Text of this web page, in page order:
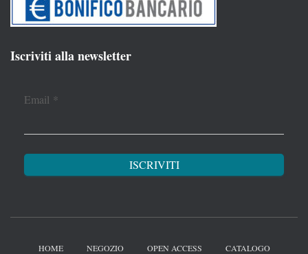
Iscriviti alla newsletter
Email *
HOME NEGOZIO OPEN ACCESS CATALOGO